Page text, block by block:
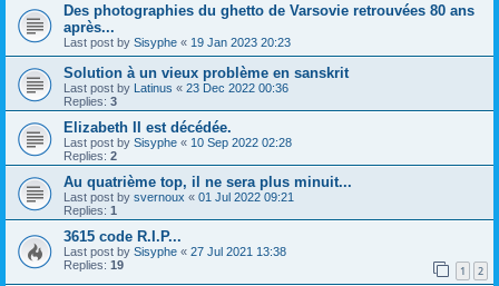
Des photographies du ghetto de Varsovie retrouvées 80 ans
après...
Last post by Sisyphe « 19 Jan 2023 20:23
Solution à un vieux problème en sanskrit
Last post by Latinus « 23 Dec 2022 00:36
Replies: 3
Elizabeth II est décédée.
Last post by Sisyphe « 10 Sep 2022 02:28
Replies: 2
Au quatrième top, il ne sera plus minuit...
Last post by svernoux « 01 Jul 2022 09:21
Replies: 1
3615 code R.I.P...
Last post by Sisyphe « 27 Jul 2021 13:38
Replies: 19 1 2